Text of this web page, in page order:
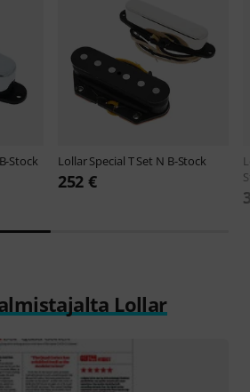
Stock LollarSpecial T Set N B-Stock
252 €
Lollar